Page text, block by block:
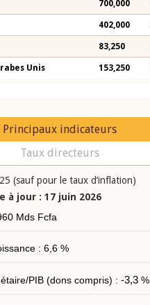
700,000
402,000
83,250
Unis 153,250
Principaux indicateurs
Taux directeurs
(sauf pour le taux d’inflation)
à jour : 17 juin 2026
Mds Fcfa
: 6,6 %
PIB (dons compris) : -3,3%